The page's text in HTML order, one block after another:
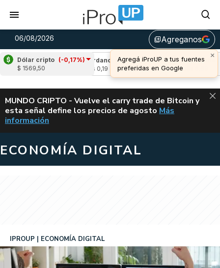
06/08/2026 library_addAgreganos
×
Agregá iProUP a tus fuentes
preferidas en Google
Dólar cripto (-0,17%)
$ 1569,50
1,59%) Cardano (-2,63%)
u$s 0,19
Avalanche
u$s 6,69
ALERTA
MUNDO CRIPTO - Vuelve el carry trade de Bitcoin y
esta señal define los precios de agosto VUELVE EL
Más
información
ECONOMÍA DIGITAL
IPROUP ECONOMÍA DIGITAL